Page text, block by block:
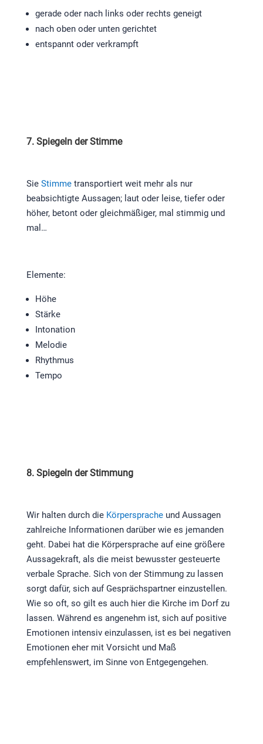
gerade oder nach links oder rechts geneigt
nach oben oder unten gerichtet
entspannt oder verkrampft
7. Spiegeln der Stimme
Sie Stimmetransportiert weit mehr als nur
beabsichtigte Aussagen; laut oder leise, tiefer oder
höher, betont oder gleichmäßiger, mal stimmig und
mal…
Elemente:
Höhe
Stärke
Intonation
Melodie
Rhythmus
Tempo
8. Spiegeln der Stimmung
Wir halten durch die Körperspracheund Aussagen
zahlreiche Informationen darüber wie es jemanden
geht. Dabei hat die Körpersprache auf eine größere
Aussagekraft, als die meist bewusster gesteuerte
verbale Sprache. Sich von der Stimmung zu lassen
sorgt dafür, sich auf Gesprächspartner einzustellen.
Wie so oft, so gilt es auch hier die Kirche im Dorf zu
lassen. Während es angenehm ist, sich auf positive
Emotionen intensiv einzulassen, ist es bei negativen
Emotionen eher mit Vorsicht und Maß
empfehlenswert, im Sinne von Entgegengehen.